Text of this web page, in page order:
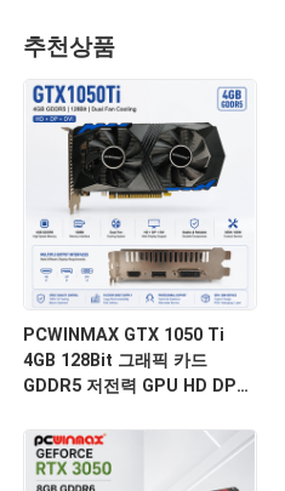
추천상품
PCWINMAX GTX 1050 Ti
4GB 128Bit 그래픽 카드
GDDR5 저전력 GPU HD DP